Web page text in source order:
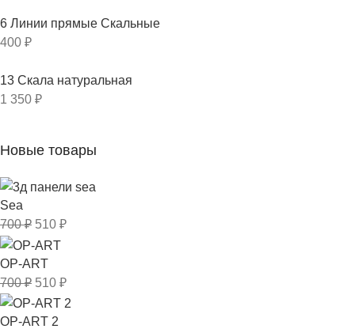
6 Линии прямые Скальные
400 ₽
13 Скала натуральная
1 350 ₽
Новые товары
Sea
700₽ 510 ₽
OP-ART
700₽ 510 ₽
OP-ART 2